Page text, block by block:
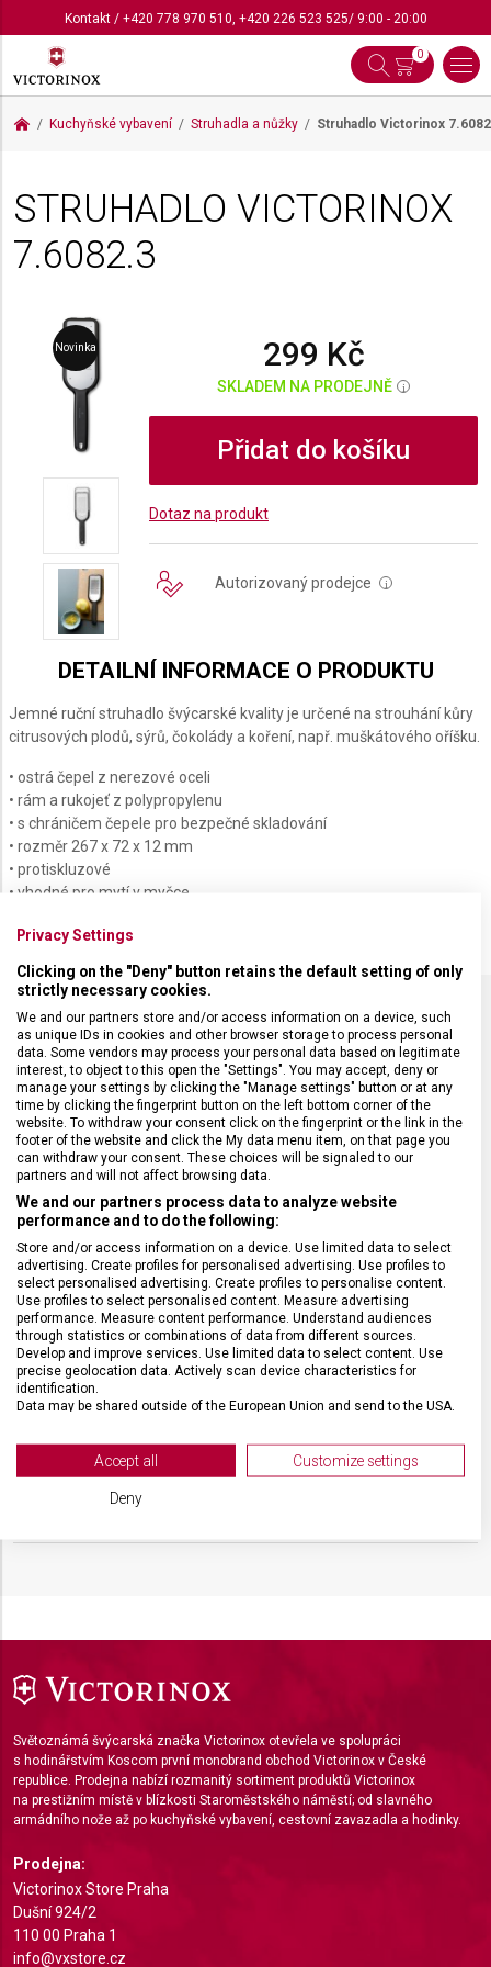
Kontakt/ +420 778 970 510, +420 226 523 525/ 9:00 - 20:00
0
Kuchyňské vybavení Struhadla a nůžky Struhadlo Victorinox
STRUHADLO VICTORINOX
7.6082.3
Novinka 299 Kč
SKLADEM NA PRODEJNĚ i
Přidat do košíku
Dotaz na produkt
Autorizovaný prodejce i
DETAILNÍ INFORMACE O PRODUKTU
Jemné ruční struhadlo švýcarské kvality je určené na strouhání kůry
citrusových plodů, sýrů, čokolády a koření, např. muškátového oříšku.
• ostrá čepel z nerezové oceli
• rám a rukojeť z polypropylenu
• s chráničem čepele pro bezpečné skladování
• rozměr 267 x 72 x 12 mm
• protiskluzové
• vhodné pro mytí v myčce
SPECIFIKACE PRODUKTU
DRUH ZBOŽÍ Kuchyňské vybavení
ZÁRUKA 24 měsíců
HMOTNOST 100 g
MATERIÁL RUKOJETI Polypropylen (PP)
VELIKOST
DOPLŇKOVÁ BARVA
Světoznámá švýcarská značka Victorinox otevřela ve spolupráci
s hodinářstvím Koscom první monobrand obchod Victorinox v České
republice. Prodejna nabízí rozmanitý sortiment produktů Victorinox
na prestižním místě v blízkosti Staroměstského náměstí; od slavného
armádního nože až po kuchyňské vybavení, cestovní zavazadla a hodinky.
Prodejna:
Victorinox Store Praha
Dušní 924/2
110 00 Praha 1
info@vxstore.cz
Privacy Settings
Clicking on the "Deny" button retains the default setting of only
strictly necessary cookies.
We and our partners store and/or access information on a device, such
as unique IDs in cookies and other browser storage to process personal
data. Some vendors may process your personal data based on legitimate
interest, to object to this open the "Settings". You may accept, deny or
manage your settings by clicking the "Manage settings" button or at any
time by clicking the fingerprint button on the left bottom corner of the
website. To withdraw your consent click on the fingerprint or the link in the
footer of the website and click the My data menu item, on that page you
can withdraw your consent. These choices will be signaled to our
partners and will not affect browsing data.
We and our partners process data to analyze website
performance and to do the following:
Store and/or access information on a device. Use limited data to select
advertising. Create profiles for personalised advertising. Use profiles to
select personalised advertising. Create profiles to personalise content.
Use profiles to select personalised content. Measure advertising
performance. Measure content performance. Understand audiences
through statistics or combinations of data from different sources.
Develop and improve services. Use limited data to select content. Use
precise geolocation data. Actively scan device characteristics for
identification.
Data may be shared outside of the European Union and send to the USA.
View Partner List (2 IAB Vendors)
We use your data for the following purposes:
Store and/or access information on a device
Create profiles for personalised advertising
Use profiles to select personalised
advertising
Create profiles to personalise content
Use profiles to select personalised content
Measure content performance
Understand audiences through statistics or
combinations of data from different sources
Accept all Customize settings
Deny